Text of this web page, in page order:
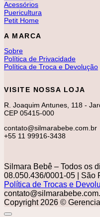
Acessórios
Puericultura
Petit Home
A MARCA
Sobre
Política de Privacidade
Política de Troca e Devolução
VISITE NOSSA LOJA
R. Joaquim Antunes, 118 -
CEP 05415-000
contato@silmarabebe.com.br
+55 11 99916-3438
Silmara Bebê – Todos os
08.050.436/0001-05 | São
Política de Trocas e
Copyright 2026 ©